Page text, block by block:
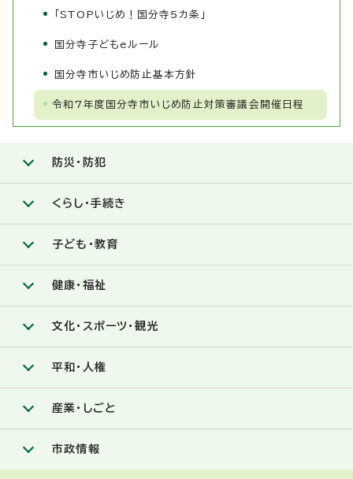
「STOPいじめ！国分寺5カ条」
国分寺子どもeルール
国分寺市いじめ防止基本方針
令和7年度国分寺市いじめ防止対策審議会開催日程
防災・防犯
くらし・手続き
子ども・教育
健康・福祉
文化・スポーツ・観光
平和・人権
産業・しごと
市政情報